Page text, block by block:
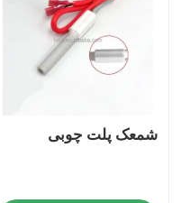
فیلم های
شمعک پلت چوبی